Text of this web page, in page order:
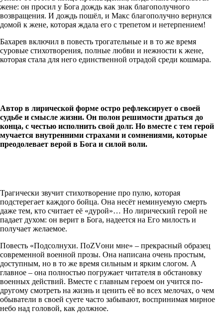
жене: он просил у Бога дождь как знак благополучного
возвращения. И дождь пошёл, и Макс благополучно вернулся
домой к жене, которая ждала его с трепетом и нетерпением!
Бахарев включил в повесть трогательные и в то же время
суровые стихотворения, полные любви и нежности к жене,
которая стала для него единственной отрадой среди кошмара.
Автор в лирической форме остро рефлексирует о своей
судьбе и смысле жизни. Он полон решимости драться до
конца, с честью исполнить свой долг. Но вместе с тем герой
мучается внутренними страхами и сомнениями, которые
преодолевает верой в Бога и силой воли.
Трагически звучит стихотворение про пулю, которая
подстерегает каждого бойца. Она несёт неминуемую смерть
даже тем, кто считает её «дурой»… Но лирический герой не
падает духом: он верит в Бога, надеется на Его милость и
получает желаемое.
Повесть «Подсолнухи. ПоZVони мне» – прекрасный образец
современной военной прозы. Она написана очень простым,
доступным, но в то же время сильным и ярким слогом. А
главное – она полностью погружает читателя в обстановку
военных действий. Вместе с главным героем он учится по-
другому смотреть на жизнь и ценить её во всех мелочах, о чем
обыватели в своей суете часто забывают, воспринимая мирное
небо над головой, как должное.